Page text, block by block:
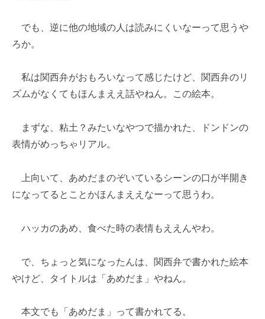
でも、逆に他の地域の人は読みにくいなーって思うや
ろか。
私は関西弁がおもろいなって感じたけど、関西弁のリ
ズムがなくてもほんまええ話やねん。この絵本。
まずな、粘土？みたいなやつで描かれた、ドンドンの
表情がめっちゃリアル。
上向いて、あめだまのぞいているシーンの口が半開き
になってるとことかほんまええなーって思うわ。
ハッカのあめ、食べた時の表情もええんやわ。
で、ちょっと気になったんは、関西弁で書かれた絵本
やけど、タイトルは「あめだま」やねん。
本文でも「あめだま」って書かれてる。